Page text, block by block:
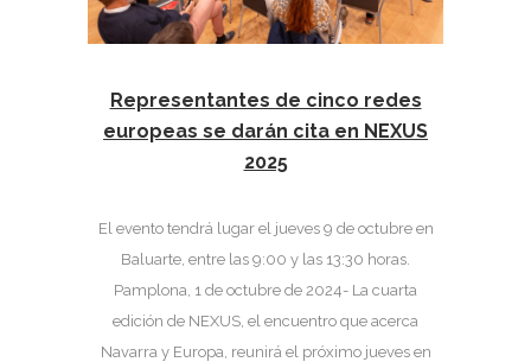
Representantes de cinco redes
europeas se darán cita en NEXUS
2025
El evento tendrá lugar el jueves 9 de octubre en
Baluarte, entre las 9:00 y las 13:30 horas.
Pamplona, 1 de octubre de 2024- La cuarta
edición de NEXUS, el encuentro que acerca
Navarra y Europa, reunirá el próximo jueves en